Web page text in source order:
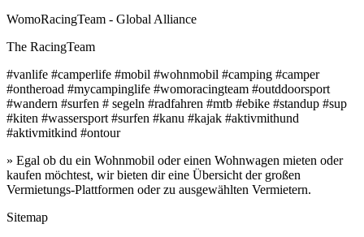
WomoRacingTeam - Global Alliance
The RacingTeam
#vanlife #camperlife #mobil #wohnmobil #camping #camper
#ontheroad #mycampinglife #womoracingteam #outddoorsport
#wandern #surfen # segeln #radfahren #mtb #ebike #standup #sup
#kiten #wassersport #surfen #kanu #kajak #aktivmithund
#aktivmitkind #ontour
» Egal ob du ein Wohnmobil oder einen Wohnwagen mieten oder
kaufen möchtest, wir bieten dir eine Übersicht der großen
Vermietungs-Plattformen oder zu ausgewählten Vermietern.
Sitemap